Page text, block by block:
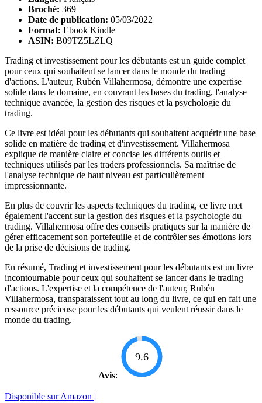
Broché: 369
Date de publication: 05/03/2022
Format: Ebook Kindle
ASIN: B09TZ5LZLQ
Trading et investissement pour les débutants est un guide complet
pour ceux qui souhaitent se lancer dans le monde du trading
d'actions. L'auteur, Rubén Villahermosa, démontre une expertise
solide dans le domaine, en couvrant les bases du trading, l'analyse
technique avancée, la gestion des risques et la psychologie du
trading.
Ce livre est idéal pour les débutants qui souhaitent acquérir une base
solide en matière de trading et d'investissement. Villahermosa
explique de manière claire et concise les différents outils et
techniques utilisés par les traders professionnels. Sa maîtrise de
l'analyse technique de haut niveau est particulièrement
impressionnante.
En plus de couvrir les aspects techniques du trading, ce livre met
également l'accent sur la gestion des risques et la psychologie du
trading. Villahermosa offre des conseils pratiques sur la manière de
gérer efficacement son portefeuille et de contrôler ses émotions lors
de la prise de décisions de trading.
En résumé, Trading et investissement pour les débutants est un livre
incontournable pour ceux qui souhaitent se lancer dans le trading
d'actions. L'expertise et la compétence de l'auteur, Rubén
Villahermosa, transparaissent tout au long du livre, ce qui en fait une
ressource précieuse pour les débutants qui veulent réussir dans le
monde du trading.
Avis:
9.6
Disponible sur Amazon |